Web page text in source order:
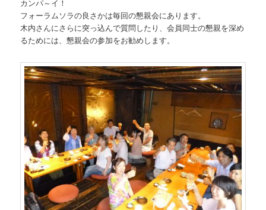
カンパ～イ！
フォーラムソラの良さかは毎回の懇親会にあります。
木内さんにさらに突っ込んで質問したり、会員同士の懇親を深め
るためには、懇親会の参加をお勧めします。